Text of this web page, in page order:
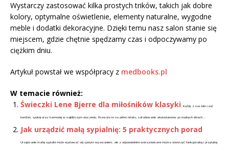
Wystarczy zastosować kilka prostych trików, takich jak dobre
kolory, optymalne oświetlenie, elementy naturalne, wygodne
meble i dodatki dekoracyjne. Dzięki temu nasz salon stanie się
miejscem, gdzie chętnie spędzamy czas i odpoczywamy po
ciężkim dniu.
Artykuł powstał we współpracy z medbooks.pl
W temacie również:
Świeczki Lene Bjerre dla miłośników klasyki
Każdy z nas lubi czuć
komfort, spokój oraz harmonię w najbliższym otoczeniu. Pozwala to na pełen relaks, naładowanie akumulatorów po trudnych dniach...
Jak urządzić małą sypialnię: 5 praktycznych porad
Urządzanie małej sypialni może wydawać się sporym wyzwaniem, ale z odpowiednimi wskazówkami można stworzyć funkcjonalną i przytulną